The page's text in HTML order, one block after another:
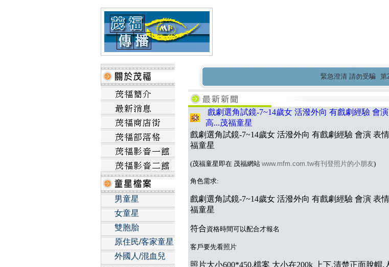
男童星
女童星
雙胞胎
原住民/客家童星
外國人/混血兒
緊急澄清 請勿受騙 第29
戲劇選角試鏡-7~14歲女 活潑外向 有戲劇經驗 會
高...茂福童星
戲劇選角試鏡-7~14歲女 活潑外向 有戲劇經驗 會演 表
福童星
(茂福童星即在 茂福網站 www.mfm.com.tw有刊登照片的小朋友)
角色需求:
戲劇選角試鏡-7~14歲女 活潑外向 有戲劇經驗 會演 表
福童星
符合資格時間可以配合才報名
客戶要先看照片
照片大小600*450,檔案 大小在200k 上下.清楚正面脫帽